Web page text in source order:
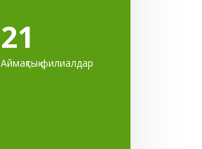
21
Аймақтық филиалдар